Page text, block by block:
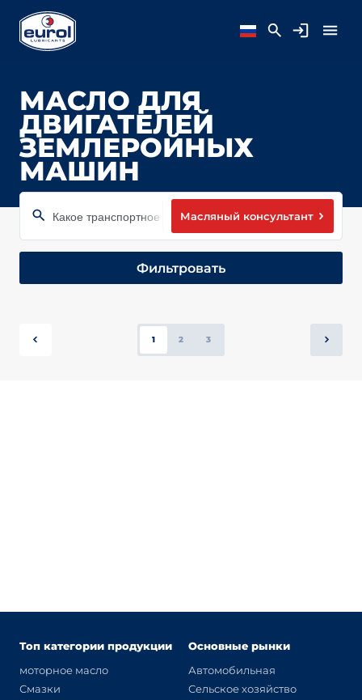
МАСЛО ДЛЯ
ДВИГАТЕЛЕЙ
ЗЕМЛЕРОЙНЫХ
МАШИН
Какое транспортное средство или машину вы
Масляный консультант
Фильтровать
1 2 3
Топ категории продукции
моторное масло
Смазки
Основные рынки
Автомобильная
Сельское хозяйство